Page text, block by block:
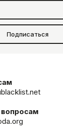
Подписаться